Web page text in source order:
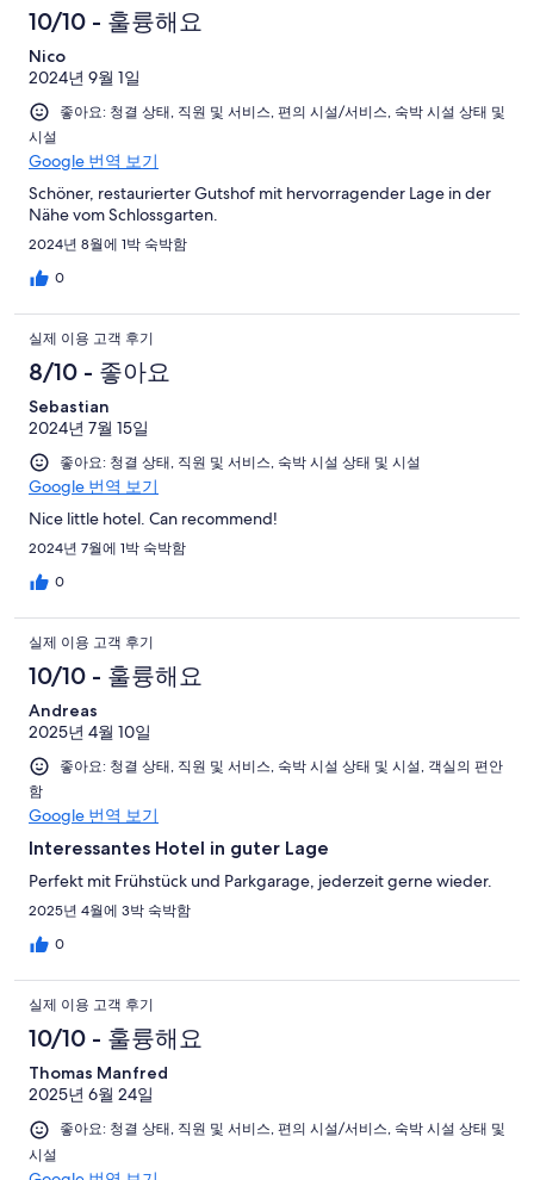
10/10 - 훌륭해요
Nico
2024년 9월 1일
좋아요: 청결 상태, 직원 및 서비스, 편의 시설/서비스, 숙박 시설 상태 및
시설
Google 번역 보기
Schöner, restaurierter Gutshof mit hervorragender Lage in der
Nähe vom Schlossgarten.
2024년 8월에 1박 숙박함
0
실제 이용 고객 후기
8/10 - 좋아요
Sebastian
2024년 7월 15일
좋아요: 청결 상태, 직원 및 서비스, 숙박 시설 상태 및 시설
Google 번역 보기
Nice little hotel. Can recommend!
2024년 7월에 1박 숙박함
0
실제 이용 고객 후기
10/10 - 훌륭해요
Andreas
2025년 4월 10일
좋아요: 청결 상태, 직원 및 서비스, 숙박 시설 상태 및 시설, 객실의 편안
함
Google 번역 보기
Interessantes Hotel in guter Lage
Perfekt mit Frühstück und Parkgarage, jederzeit gerne wieder.
2025년 4월에 3박 숙박함
0
실제 이용 고객 후기
10/10 - 훌륭해요
Thomas Manfred
2025년 6월 24일
좋아요: 청결 상태, 직원 및 서비스, 편의 시설/서비스, 숙박 시설 상태 및
시설